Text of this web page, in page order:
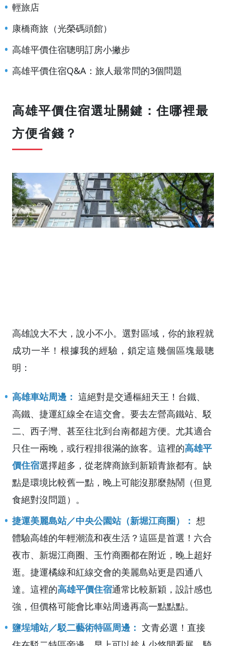
輕旅店
康橋商旅（光榮碼頭館）
高雄平價住宿聰明訂房小撇步
高雄平價住宿Q&A：旅人最常問的3個問題
高雄平價住宿選址關鍵：住哪裡最
方便省錢？
高雄說大不大，說小不小。選對區域，你的旅程就
成功一半！根據我的經驗，鎖定這幾個區塊最聰
明：
高雄車站周邊： 這絕對是交通樞紐天王！台鐵、
高鐵、捷運紅線全在這交會。要去左營高鐵站、駁
二、西子灣、甚至往北到台南都超方便。尤其適合
只住一兩晚，或行程排很滿的旅客。這裡的高雄平
價住宿選擇超多，從老牌商旅到新穎青旅都有。缺
點是環境比較舊一點，晚上可能沒那麼熱鬧（但覓
食絕對沒問題）。
捷運美麗島站／中央公園站（新堀江商圈）： 想
體驗高雄的年輕潮流和夜生活？這區是首選！六合
夜市、新堀江商圈、玉竹商圈都在附近，晚上超好
逛。捷運橘線和紅線交會的美麗島站更是四通八
達。這裡的高雄平價住宿通常比較新穎，設計感也
強，但價格可能會比車站周邊再高一點點點。
鹽埕埔站／駁二藝術特區周邊： 文青必選！直接